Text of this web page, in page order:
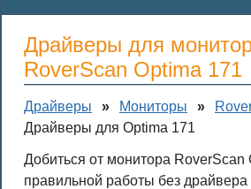
Драйверы для
RoverScan Optima 171
Драйверы » Мониторы »
Драйверы для Optima 171
Добиться от монитора RoverScan
правильной работы без